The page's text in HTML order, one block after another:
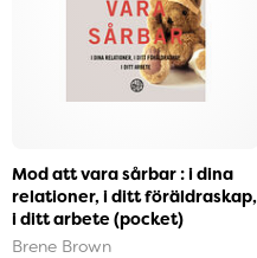
Mod att vara sårbar : i dina
relationer, i ditt föräldraskap,
i ditt arbete (pocket)
Brene Brown